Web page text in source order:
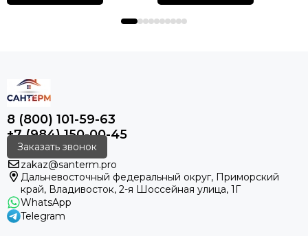
8 (800) 101-59-63
+7 (984) 150-00-45
Заказать звонок
zakaz@santerm.pro
Дальневосточный федеральный округ, Приморский
край, Владивосток, 2-я Шоссейная улица, 1Г
WhatsApp
Telegram